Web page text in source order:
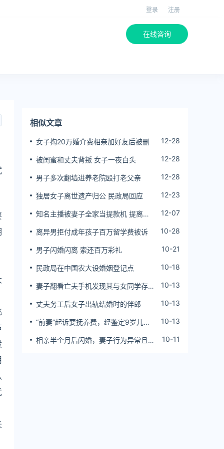
登录 注册
在线咨询
相似文章
女子掏20万婚介费相亲加好友后被删 12-28
被闺蜜和丈夫背叛 女子一夜白头 12-28
男子多次翻墙进养老院殴打老父亲 12-28
独居女子离世遗产归公 民政局回应 12-23
知名主播被妻子全家当提款机 提离婚
12-07
离异男拒付成年孩子百万留学费被诉 10-28
男子闪婚闪离 索还百万彩礼 10-21
民政局在中国农大设婚姻登记点 10-18
妻子翻看亡夫手机发现其与女同学存婚
10-13
丈夫务工后女子出轨结婚时的伴郎 10-13
“前妻”起诉要抚养费，经鉴定9岁儿子
10-13
相亲半个月后闪婚，妻子行为异常且持
10-11